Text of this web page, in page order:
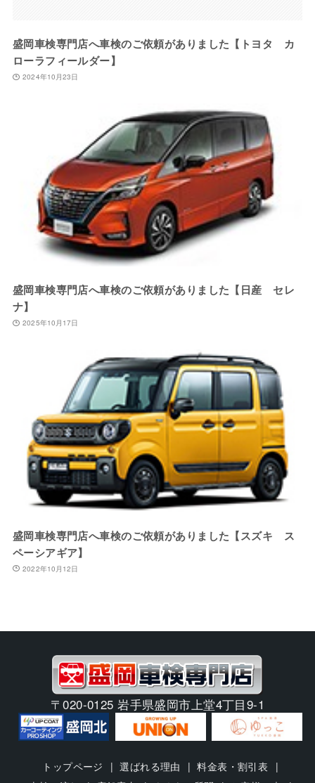
盛岡車検専門店へ車検のご依頼がありました【トヨタ カ
ローラフィールダー】
2024年10月23日
盛岡車検専門店へ車検のご依頼がありました【日産 セレ
ナ】
2025年10月17日
盛岡車検専門店へ車検のご依頼がありました【スズキ ス
ペーシアギア】
2022年10月12日
〒020-0125 岩手県盛岡市上堂4丁目9-1
トップページ 選ばれる理由
料金表・割引表